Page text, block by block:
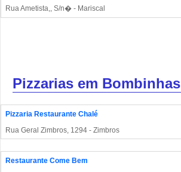
Rua Ametista,, S/n� - Mariscal
Pizzarias em Bombinhas
Pizzaria Restaurante Chalé
Rua Geral Zimbros, 1294 - Zimbros
Restaurante Come Bem